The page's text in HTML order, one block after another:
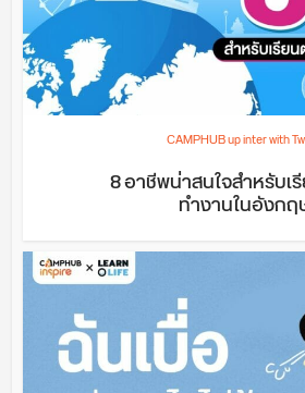
CAMPHUB up inter with
8 อาชีพน่าสนใจสำหรับเ
ทำงานในอังก